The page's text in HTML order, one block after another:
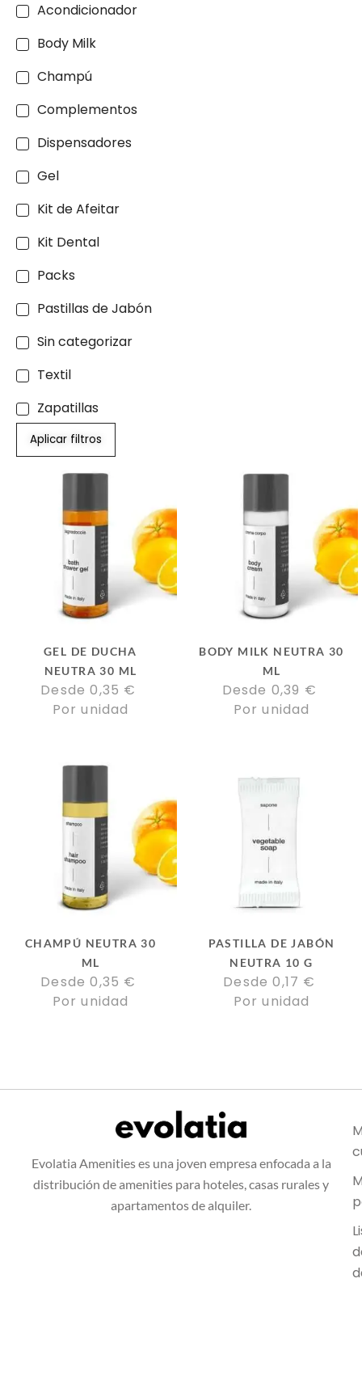
Acondicionador
Body Milk
Champú
Complementos
Dispensadores
Gel
Kit de Afeitar
Kit Dental
Packs
Pastillas de Jabón
Sin categorizar
Textil
Zapatillas
Aplicar filtros
GEL DE DUCHA
NEUTRA 30 ML
Desde 0,35 €
Por unidad
BODY MILK NEUTRA 30
ML
Desde 0,39 €
Por unidad
CHAMPÚ NEUTRA 30
ML
Desde 0,35 €
Por unidad
PASTILLA DE JABÓN
NEUTRA 10 G
Desde 0,17 €
Por unidad
Evolatia Amenities es una joven empresa enfocada a la
distribución de amenities para hoteles, casas rurales y
apartamentos de alquiler.